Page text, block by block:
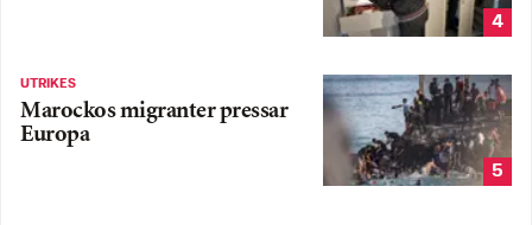
4
UTRIKES
Marockos migranter pressar
Europa
5